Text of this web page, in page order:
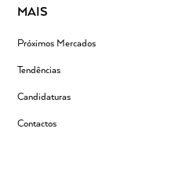
MAIS
Próximos Mercados
Tendências
Candidaturas
Contactos